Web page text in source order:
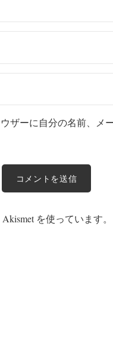
ザーに自分の名前、メ
を使っています。